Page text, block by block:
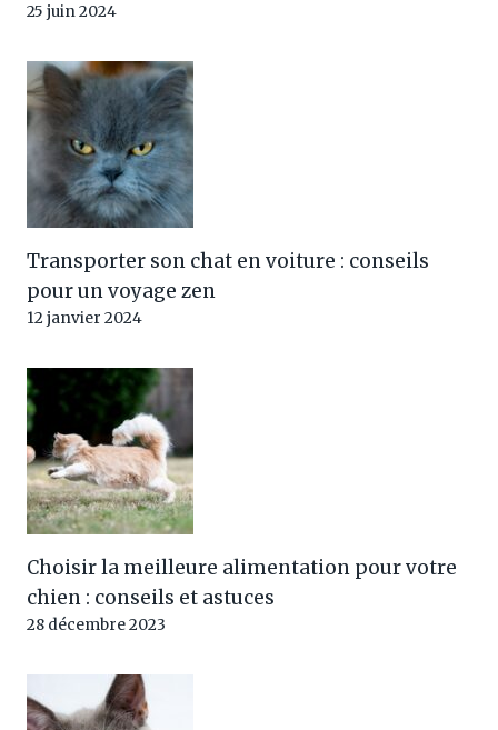
25 juin 2024
Transporter son chat en voiture : conseils
pour un voyage zen
12 janvier 2024
Choisir la meilleure alimentation pour votre
chien : conseils et astuces
28 décembre 2023